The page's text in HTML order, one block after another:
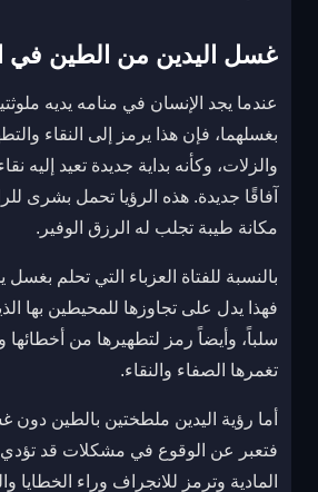
غسل اليدين من الطين في
عندما يجد الإنسان في منامه يديه
بغسلهما، فإن هذا يرمز إلى النقاء
والزلات، وكأنه بداية جديدة تعيد إليه
آفاقًا جديدة. هذه الرؤيا تحمل بشرى
مكانة طيبة تجلب له الرزق الوفير.
بالنسبة للفتاة العزباء التي تحلم بغسل
فهذا يدل على تجاوزها للمحيطين بها
سلباً، وأيضاً رمز لتطهيرها من
تغمرها الصفاء والنقاء.
أما رؤية اليدين ملطختين بالطين دون
فتعبر عن الوقوع في مشكلات قد تؤدي
المادية وترمز للانجراف وراء الخطايا